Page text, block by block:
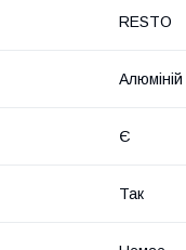
RESTO
Алюміній
Є
Так